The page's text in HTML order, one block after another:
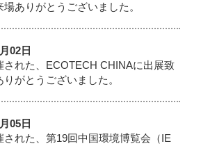
ありがとうございました。
02日
された、ECOTECH CHINAに出展致
がとうございました。
05日
れた、第19回中国環境博覧会（IE